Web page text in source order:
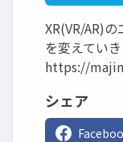
XR(VR/AR)
を変えていき
https://
シェア